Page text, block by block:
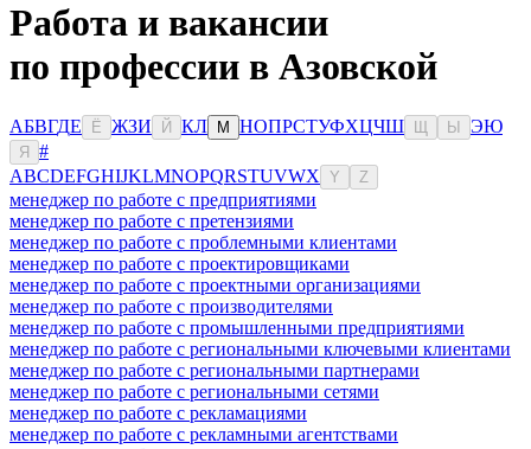
Работа и вакансии
по профессии в Азовской
АБВГДЕ Ё ЖЗИ Й КЛ М НОПРСТУФХЦЧШ Ы ЭЮ
Я
#
ABCDEFGHIJKLMNOPQRSTUVWX Y Z
менеджер по работе с предприятиями
менеджер по работе с претензиями
менеджер по работе с проблемными клиентами
менеджер по работе с проектировщиками
менеджер по работе с проектными организациями
менеджер по работе с производителями
менеджер по работе с промышленными предприятиями
менеджер по работе с региональными ключевыми клиентами
менеджер по работе с региональными партнерами
менеджер по работе с региональными сетями
менеджер по работе с рекламациями
менеджер по работе с рекламными агентствами